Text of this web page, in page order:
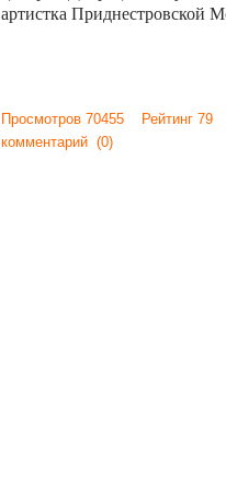
артистка Приднестровской
Просмотров 70455 Рейтинг
комментарий (0)